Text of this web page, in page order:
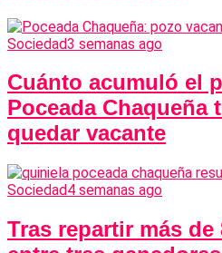
Sociedad3 semanas ago
Cuánto acumuló el
Poceada Chaqueña
quedar vacante
Sociedad4 semanas ago
Tras repartir más